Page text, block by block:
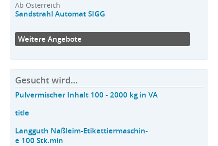
Ab Österreich
Sandstrahl Automat SIGG
Weitere Angebote
Gesucht wird...
Pulvermischer Inhalt 100 - 2000 kg in VA
title
Langguth Naßleim-Etikettiermaschin-
e 100 Stk.min